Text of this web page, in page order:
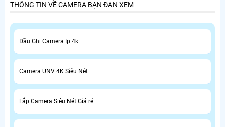
THÔNG TIN VỀ CAMERA BẠN ĐAN XEM
Đầu Ghi Camera Ip 4k
Camera UNV 4K Siêu Nét
Lắp Camera Siêu Nét Giá rẻ